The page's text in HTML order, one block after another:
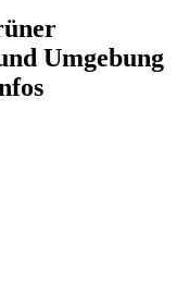
Umgebung